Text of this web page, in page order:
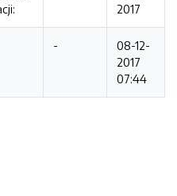
2017
-
08-12-
2017
07:44